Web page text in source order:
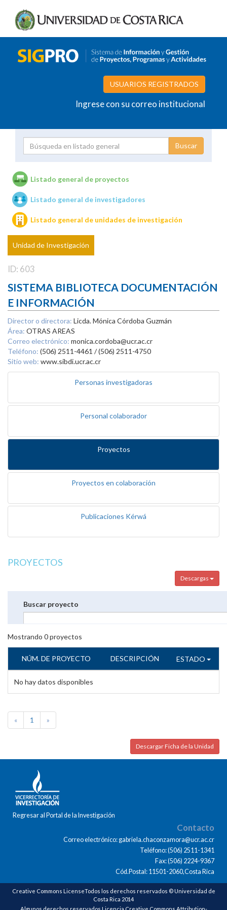
USUARIOS REGISTRADOS
Ingrese con su correo institucional
Unidades de investigación
Listado general de proyectos
Listado general de investigadores
Listado general de unidades de investigación
Unidad de Investigación
ID: 603
SISTEMA BIBLIOTECA DOCUMENTACIÓN
E INFORMACIÓN
Director o directora: Licda. Mónica Córdoba Guzmán
Área: OTRAS AREAS
Correo electrónico: monica.cordoba@ucr.ac.cr
Teléfono: (506) 2511-4461 / (506) 2511-4750
Sitio web: www.sibdi.ucr.ac.cr
Personas investigadoras
Personal colaborador
Proyectos
Proyectos en colaboración
Publicaciones Kérwá
PROYECTOS
Descargas
Buscar proyecto
Mostrando 0proyectos
NÚM. DE PROYECTO DESCRIPCIÓN ESTADO
No hay datos disponibles
« 1 »
Descargar Ficha de la Unidad
Regresar al Portal de la Investigación
Contacto
Correo electrónico: gabriela.chaconzamora@ucr.ac.cr
Teléfono: (506) 2511-1341
Fax: (506) 2224-9367
Cód.Postal: 11501-2060,Costa Rica
Creative Commons LicenseTodos los derechos reservados © Universidad de
Costa Rica 2014